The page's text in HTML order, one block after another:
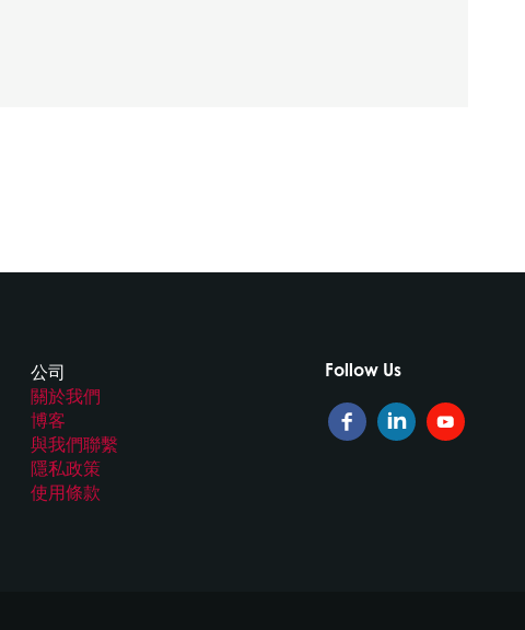
公司
關於我們
博客
與我們聯繫
隱私政策
使用條款
Follow Us